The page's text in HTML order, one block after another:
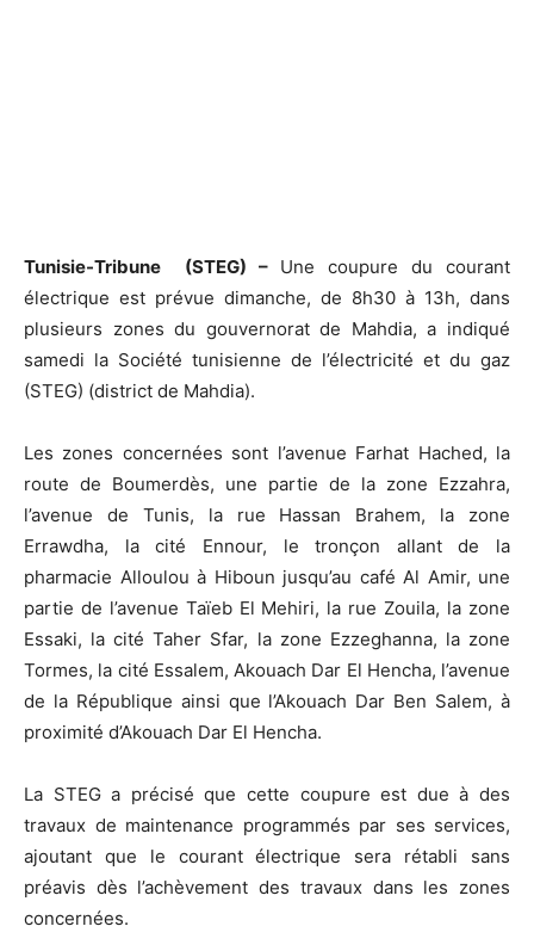
Tunisie-Tribune (STEG) –Une coupure du courant
électrique est prévue dimanche, de 8h30 à 13h, dans
plusieurs zones du gouvernorat de Mahdia, a indiqué
samedi la Société tunisienne de l’électricité et du gaz
(STEG) (district de Mahdia).
Les zones concernées sont l’avenue Farhat Hached, la
route de Boumerdès, une partie de la zone Ezzahra,
l’avenue de Tunis, la rue Hassan Brahem, la zone
Errawdha, la cité Ennour, le tronçon allant de la
pharmacie Alloulou à Hiboun jusqu’au café Al Amir, une
partie de l’avenue Taïeb El Mehiri, la rue Zouila, la zone
Essaki, la cité Taher Sfar, la zone Ezzeghanna, la zone
Tormes, la cité Essalem, Akouach Dar El Hencha, l’avenue
de la République ainsi que l’Akouach Dar Ben Salem, à
proximité d’Akouach Dar El Hencha.
La STEG a précisé que cette coupure est due à des
travaux de maintenance programmés par ses services,
ajoutant que le courant électrique sera rétabli sans
préavis dès l’achèvement des travaux dans les zones
concernées.